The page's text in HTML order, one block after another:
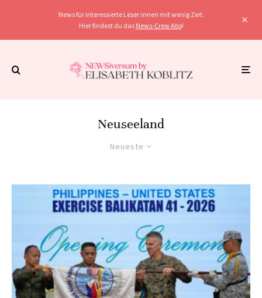
News für interessierte Leser:innen mit wenig Zeit.
Hier findest du das News-Crew Abo!
Neuseeland
Neueste